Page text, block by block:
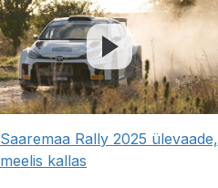
Saaremaa Rally 2025 ülevaade,
meelis kallas